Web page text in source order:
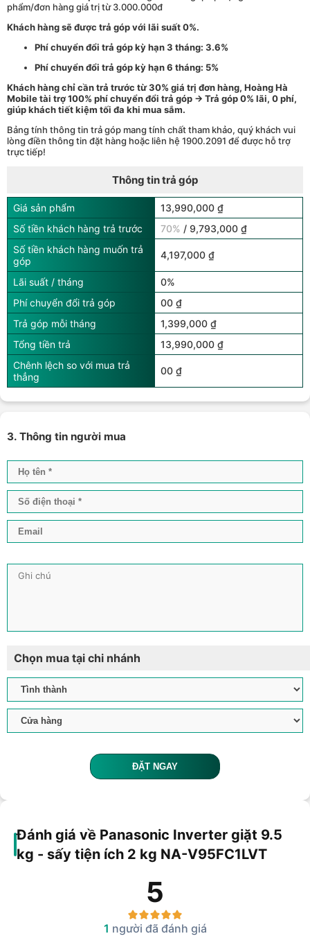
phẩm/đơn hàng giá trị từ 3.000.000đ
Khách hàng sẽ được trả góp với lãi suất 0%.
Phí chuyển đổi trả góp kỳ hạn 3 tháng: 3.6%
Phí chuyển đổi trả góp kỳ hạn 6 tháng: 5%
Khách hàng chỉ cần trả trước từ 30% giá trị đơn hàng, Hoàng Hà
Mobile tài trợ 100% phí chuyển đổi trả góp → Trả góp 0% lãi, 0 phí,
giúp khách tiết kiệm tối đa khi mua sắm.
Bảng tính thông tin trả góp mang tính chất tham khảo, quý khách vui
lòng điền thông tin đặt hàng hoặc liên hệ 1900.2091 để được hỗ trợ
trực tiếp!
Thông tin trả góp
Giá sản phẩm
13,990,000 ₫
Số tiền khách hàng trả trước
70% / 9,793,000 ₫
Số tiền khách hàng muốn trả
góp
4,197,000 ₫
Lãi suất / tháng
0%
Phí chuyển đổi trả góp
00 ₫
Trả góp mỗi tháng
1,399,000 ₫
Tổng tiền trả
13,990,000 ₫
Chênh lệch so với mua trả
thẳng
00 ₫
3. Thông tin người mua
Chọn mua tại chi nhánh
ĐẶT NGAY
Đánh giá về Panasonic Inverter giặt 9.5
kg - sấy tiện ích 2 kg NA-V95FC1LVT
5
1 người đã đánh giá